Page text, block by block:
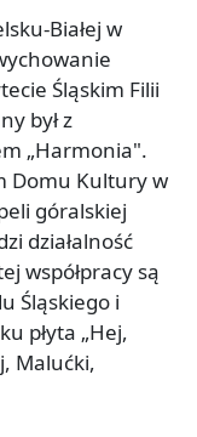
Białej w
Śląskim Filii
był z
„Harmonia".
Domu Kultury w
góralskiej
działalność
współpracy są
Śląskiego i
płyta „Hej,
Malućki,